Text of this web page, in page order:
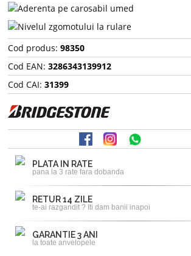
Cod produs: 98350
Cod EAN: 3286343139912
Cod CAI: 31399
PLATA IN RATE
pana la 3 rate fara dobanda
RETUR 14 ZILE
te-ai razgandit ? Iti dam banii inapoi
GARANTIE 3 ANI
la toate anvelopele